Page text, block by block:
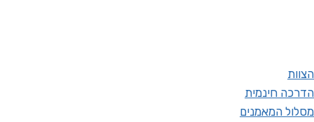
הצוות
הדרכה חינמית
מסלול המאמנים